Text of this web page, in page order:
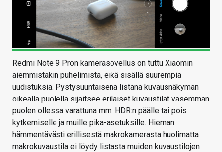
Redmi Note 9 Pron kamerasovellus on tuttu Xiaomin
aiemmistakin puhelimista, eikä sisällä suurempia
uudistuksia. Pystysuuntaisena listana kuvausnäkymän
oikealla puolella sijaitsee erilaiset kuvaustilat vasemman
puolen ollessa varattuna mm. HDR:n päälle tai pois
kytkemiselle ja muille pika-asetuksille. Hieman
hämmentävästi erillisestä makrokamerasta huolimatta
makrokuvaustila ei löydy listasta muiden kuvaustilojen